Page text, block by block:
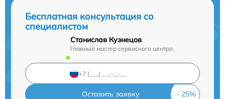
Бесплатная консультация со
специалистом
Станислав Кузнецов
Главный мастер сервисного центра
Оставить заявку